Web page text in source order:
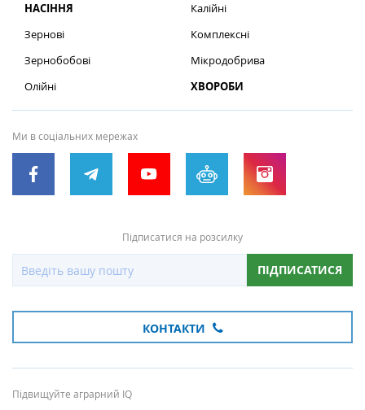
НАСІННЯ
Зернові
Зернобобові
Олійні
Калійні
Комплексні
Мікродобрива
ХВОРОБИ
Ми в соціальних мережах
Підписатися на розсилку
ПІДПИСАТИСЯ
КОНТАКТИ
Підвищуйте аграрний IQ